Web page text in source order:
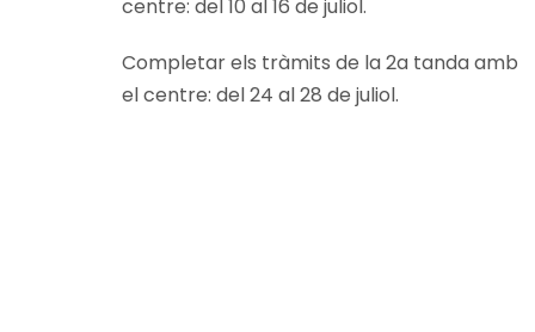
centre: del 10 al 16 de juliol.
Completar els tràmits de la 2a tanda amb
el centre: del 24 al 28 de juliol.